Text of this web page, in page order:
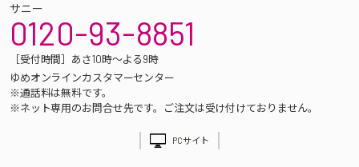
サニー
0120-93-8851
［受付時間］あさ10時～よる9時
ゆめオンラインカスタマーセンター
※通話料は無料です。
※ネット専用のお問合せ先です。ご注文は受け付けておりません。
PCサイト